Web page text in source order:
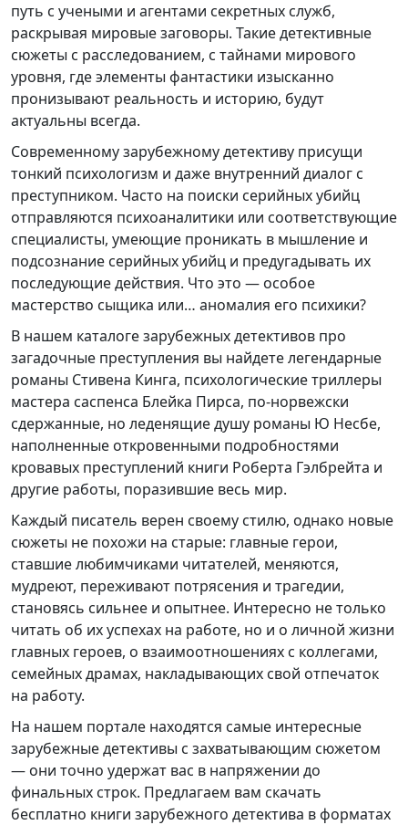
путь с учеными и агентами секретных служб,
раскрывая мировые заговоры. Такие детективные
сюжеты с расследованием, с тайнами мирового
уровня, где элементы фантастики изысканно
пронизывают реальность и историю, будут
актуальны всегда.
Современному зарубежному детективу присущи
тонкий психологизм и даже внутренний диалог с
преступником. Часто на поиски серийных убийц
отправляются психоаналитики или соответствующие
специалисты, умеющие проникать в мышление и
подсознание серийных убийц и предугадывать их
последующие действия. Что это — особое
мастерство сыщика или… аномалия его психики?
В нашем каталоге зарубежных детективов про
загадочные преступления вы найдете легендарные
романы Стивена Кинга, психологические триллеры
мастера саспенса Блейка Пирса, по-норвежски
сдержанные, но леденящие душу романы Ю Несбе,
наполненные откровенными подробностями
кровавых преступлений книги Роберта Гэлбрейта и
другие работы, поразившие весь мир.
Каждый писатель верен своему стилю, однако новые
сюжеты не похожи на старые: главные герои,
ставшие любимчиками читателей, меняются,
мудреют, переживают потрясения и трагедии,
становясь сильнее и опытнее. Интересно не только
читать об их успехах на работе, но и о личной жизни
главных героев, о взаимоотношениях с коллегами,
семейных драмах, накладывающих свой отпечаток
на работу.
На нашем портале находятся самые интересные
зарубежные детективы с захватывающим сюжетом
— они точно удержат вас в напряжении до
финальных строк. Предлагаем вам скачать
бесплатно книги зарубежного детектива в форматах